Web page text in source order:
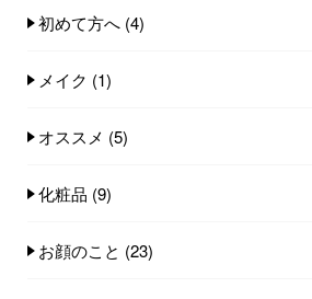
初めて方へ (4)
メイク (1)
オススメ (5)
化粧品 (9)
お顔のこと (23)